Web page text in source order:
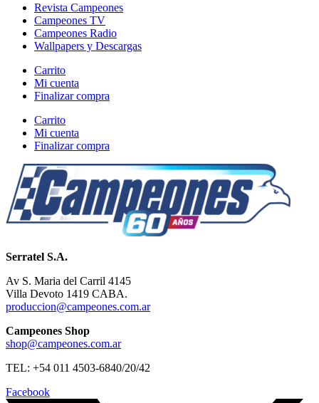
Revista Campeones
Campeones TV
Campeones Radio
Wallpapers y Descargas
Carrito
Mi cuenta
Finalizar compra
Carrito
Mi cuenta
Finalizar compra
Serratel S.A.
Av S. Maria del Carril 4145
Villa Devoto 1419 CABA.
produccion@campeones.com.ar
Campeones Shop
shop@campeones.com.ar
TEL: +54 011 4503-6840/20/42
Facebook